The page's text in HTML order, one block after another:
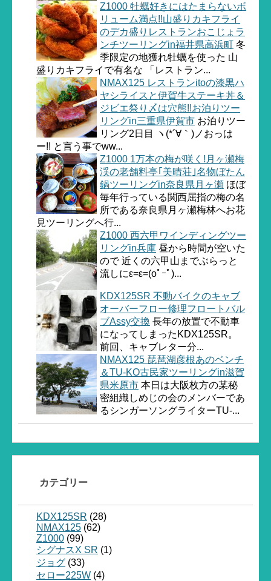
Z1000 牡蠣好きにはたまらないボ
リューム満点!!山盛りカキフライ
のデカ盛りレストランおこじょラ
ンチツーリングin福井県高浜町 冬
季限定の地獲れ牡蠣を使った 山
盛りカキフライで有名な 「レストラン...
NMAX125 レストランitoの漆黒ハ
ヤシライスと伊賀牛ステーキ丼＆
ジビエ祭り〆は穴熊!!お泊りツー
リングin三重県伊賀市 お泊りツー
リング2日目 ヽ(*´∀｀)ノおっは
ー!! と言う事でww...
Z1000 1万本の梅が咲く!月ヶ瀬梅
渓の老舗料亭｢美晴荘｣名物ぼたん
鍋ツーリングin奈良県月ヶ瀬 ほぼ
毎年行っている関西屈指の梅の名
所である奈良県月ヶ瀬梅林へお花
見ツーリングへ行...
Z1000 西六甲ワインディングツー
リングin兵庫 昼から時間が空いた
ので 近くの六甲山までぶらっと
流しにε=ε=(oﾟｰﾟ)...
KDX125SR 不動バイクのキャブ
オーバーフロー修理フロートバル
ブAssy交換 長年の放置で不動車
になってしまったKDX125SR。
前回、キャブレター分...
NMAX125 琵琶湖彦根あのベンチ
＆TU-KO古民家ツーリングin滋賀
県米原市 本日は大阪枚方の某秘
密組織しめじの会のメンバーであ
るシンガーソングライターTU-...
カテゴリー
KDX125SR (28)
NMAX125 (62)
Z1000 (99)
シグナスX SR (1)
ジョグ (33)
セロー225W (4)